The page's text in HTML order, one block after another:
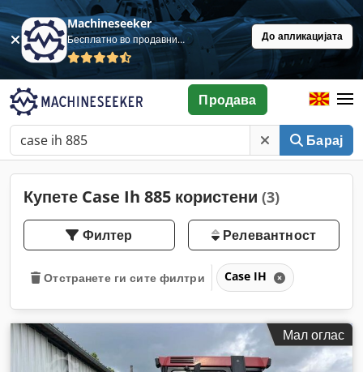
Machineseeker
Бесплатно во продавница До апликацијата
Барај
Продава
Купете Case Ih 885 користени (3)
Филтер Релевантност
Отстранете ги сите филтри Case IH
Мал оглас